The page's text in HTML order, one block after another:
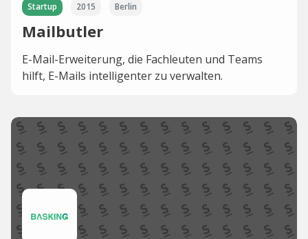
Startup 2015 Berlin
Mailbutler
E-Mail-Erweiterung, die Fachleuten und Teams
hilft, E-Mails intelligenter zu verwalten.